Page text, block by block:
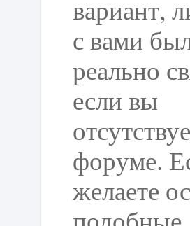
с вами
если вы
форуме.
желаете
подобные